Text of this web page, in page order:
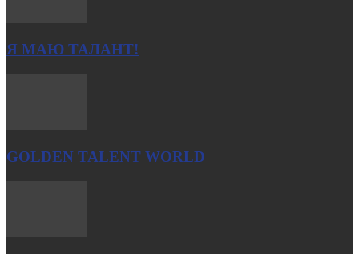
Я МАЮ ТАЛАНТ!
GOLDEN TALENT WORLD